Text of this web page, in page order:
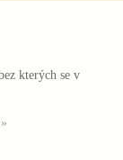
kterých se v